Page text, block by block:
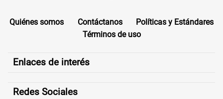
Quiénes somos Contáctanos
Políticas y Estándares
Términos de uso
Enlaces de interés
Redes Sociales